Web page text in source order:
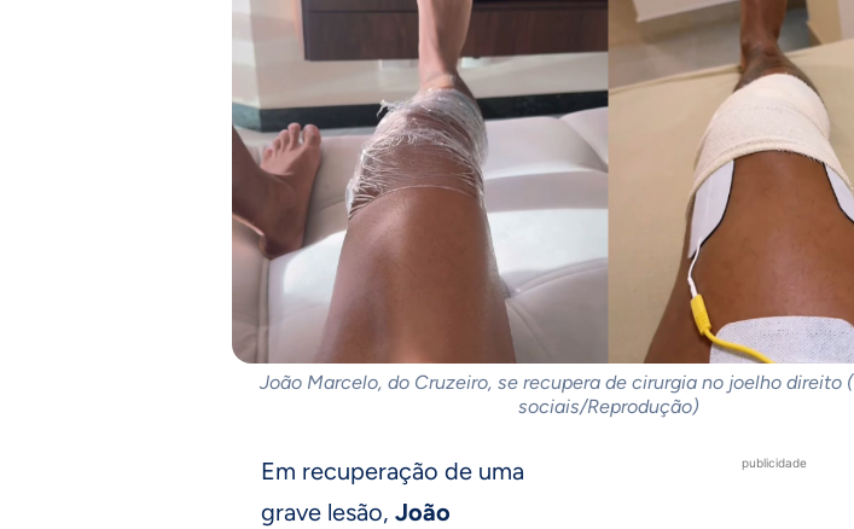
João Marcelo, do Cruzeiro, se recupera de cirurgia no joelho direito
sociais/Reprodução)
publicidade
Em recuperação de uma
grave lesão, João